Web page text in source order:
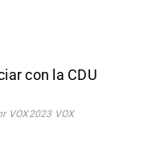
con la CDU
VOX2023 VOX